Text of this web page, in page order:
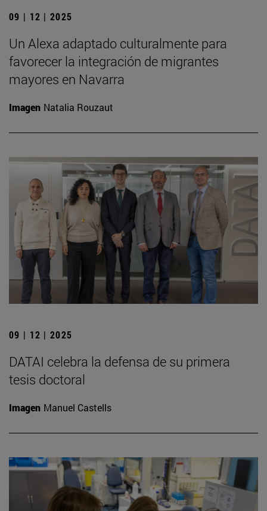
09 | 12 | 2025
Un Alexa adaptado culturalmente para
favorecer la integración de migrantes
mayores en Navarra
Imagen Natalia Rouzaut
09 | 12 | 2025
DATAI celebra la defensa de su primera
tesis doctoral
Imagen Manuel Castells